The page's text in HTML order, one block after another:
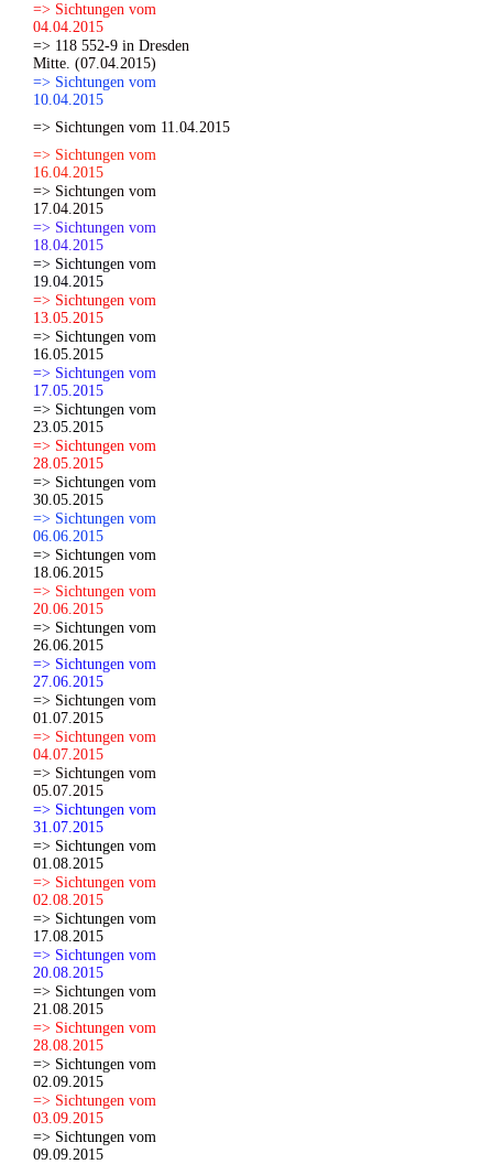
=> Sichtungen vom
04.04.2015
=> 118 552-9 in Dresden
Mitte. (07.04.2015)
=> Sichtungen vom
10.04.2015
=> Sichtungen vom 11.04.2015
=> Sichtungen vom
16.04.2015
=> Sichtungen vom
17.04.2015
=> Sichtungen vom
18.04.2015
=> Sichtungen vom
19.04.2015
=> Sichtungen vom
13.05.2015
=> Sichtungen vom
16.05.2015
=> Sichtungen vom
17.05.2015
=> Sichtungen vom
23.05.2015
=> Sichtungen vom
28.05.2015
=> Sichtungen vom
30.05.2015
=> Sichtungen vom
06.06.2015
=> Sichtungen vom
18.06.2015
=> Sichtungen vom
20.06.2015
=> Sichtungen vom
26.06.2015
=> Sichtungen vom
27.06.2015
=> Sichtungen vom
01.07.2015
=> Sichtungen vom
04.07.2015
=> Sichtungen vom
05.07.2015
=> Sichtungen vom
31.07.2015
=> Sichtungen vom
01.08.2015
=> Sichtungen vom
02.08.2015
=> Sichtungen vom
17.08.2015
=> Sichtungen vom
20.08.2015
=> Sichtungen vom
21.08.2015
=> Sichtungen vom
28.08.2015
=> Sichtungen vom
02.09.2015
=> Sichtungen vom
03.09.2015
=> Sichtungen vom
09.09.2015